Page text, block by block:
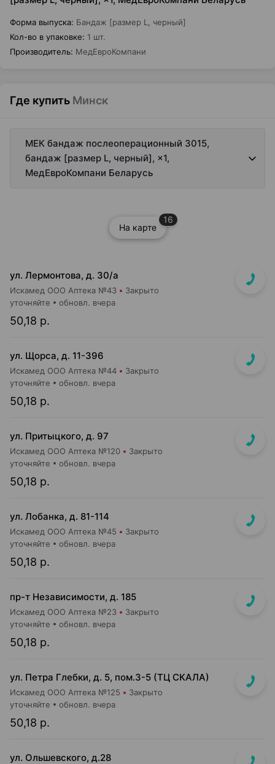
Форма выпуска: Бандаж [размер L, черный]
Кол-во в упаковке: 1 шт.
Производитель: МедЕвроКомпани
Где купить Минск
МЕК бандаж послеоперационный 3015,
бандаж [размер L, черный], ×1,
МедЕвроКомпани Беларусь
На карте
16
ул. Лермонтова, д. 30/а
Искамед ООО Аптека №43 Закрыто
50,18 р.
уточняйте обновл. вчера
ул. Щорса, д. 11-396
Искамед ООО Аптека №44 Закрыто
50,18 р.
уточняйте обновл. вчера
ул. Притыцкого, д. 97
Искамед ООО Аптека №120 Закрыто
50,18 р.
уточняйте обновл. вчера
ул. Лобанка, д. 81-114
Искамед ООО Аптека №45 Закрыто
50,18 р.
уточняйте обновл. вчера
пр-т Независимости, д. 185
Искамед ООО Аптека №23 Закрыто
50,18 р.
уточняйте обновл. вчера
ул. Петра Глебки, д. 5, пом.3-5 (ТЦ СКАЛА)
Искамед ООО Аптека №125 Закрыто
50,18 р.
уточняйте обновл. вчера
ул. Ольшевского, д.28